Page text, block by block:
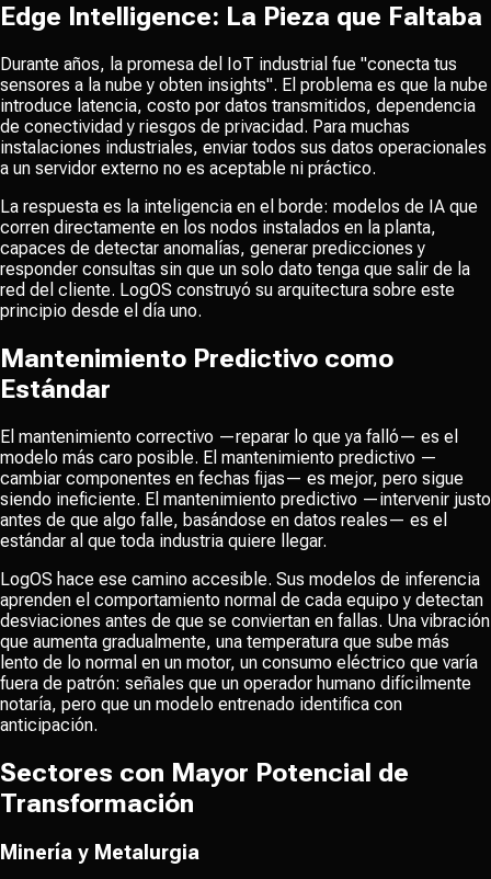
Edge Intelligence: La Pieza que Faltaba
Durante años, la promesa del IoT industrial fue "conecta tus
sensores a la nube y obten insights". El problema es que la nube
introduce latencia, costo por datos transmitidos, dependencia
de conectividad y riesgos de privacidad. Para muchas
instalaciones industriales, enviar todos sus datos operacionales
a un servidor externo no es aceptable ni práctico.
La respuesta es la inteligencia en el borde: modelos de IA que
corren directamente en los nodos instalados en la planta,
capaces de detectar anomalías, generar predicciones y
responder consultas sin que un solo dato tenga que salir de la
red del cliente. LogOS construyó su arquitectura sobre este
principio desde el día uno.
Mantenimiento Predictivo como
Estándar
El mantenimiento correctivo —reparar lo que ya falló— es el
modelo más caro posible. El mantenimiento predictivo —
cambiar componentes en fechas fijas— es mejor, pero sigue
siendo ineficiente. El mantenimiento predictivo —intervenir justo
antes de que algo falle, basándose en datos reales— es el
estándar al que toda industria quiere llegar.
LogOS hace ese camino accesible. Sus modelos de inferencia
aprenden el comportamiento normal de cada equipo y detectan
desviaciones antes de que se conviertan en fallas. Una vibración
que aumenta gradualmente, una temperatura que sube más
lento de lo normal en un motor, un consumo eléctrico que varía
fuera de patrón: señales que un operador humano difícilmente
notaría, pero que un modelo entrenado identifica con
anticipación.
Sectores con Mayor Potencial de
Transformación
Minería y Metalurgia